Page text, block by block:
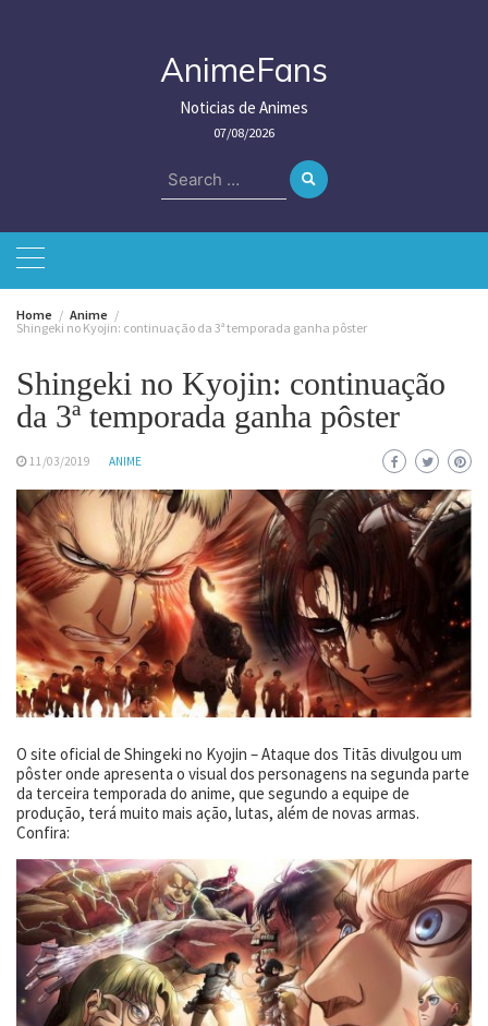
AnimeFans
Noticias de Animes
07/08/2026
Search
for:
Home
Anime
Shingeki no Kyojin: continuação da 3ª temporada ganha pôster
Shingeki no Kyojin: continuação
da 3ª temporada ganha pôster
11/03/2019 ANIME
O site oficial de Shingeki no Kyojin – Ataque dos Titãs divulgou um
pôster onde apresenta o visual dos personagens na segunda parte
da terceira temporada do anime, que segundo a equipe de
produção, terá muito mais ação, lutas, além de novas armas.
Confira: